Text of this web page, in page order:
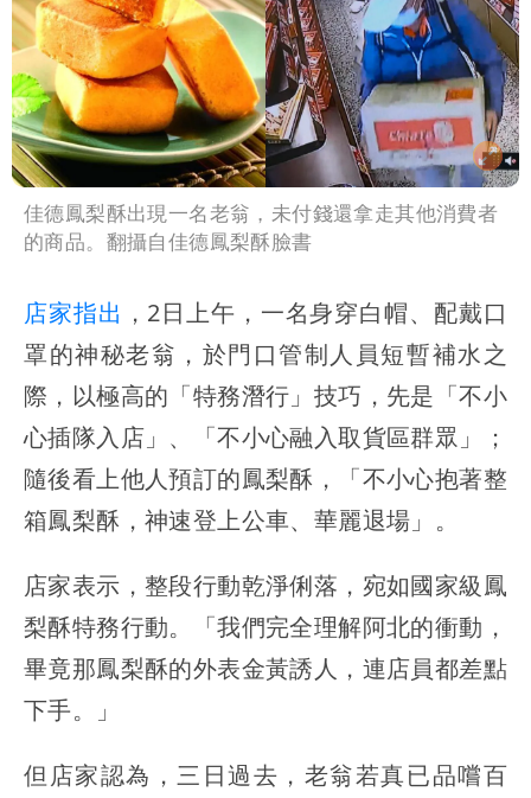
佳德鳳梨酥出現一名老翁，未付錢還拿走其他消費者
的商品。翻攝自佳德鳳梨酥臉書
店家指出 ，2日上午，一名身穿白帽、配戴口
罩的神秘老翁，於門口管制人員短暫補水之
際，以極高的「特務潛行」技巧，先是「不小
心插隊入店」、「不小心融入取貨區群眾」；
隨後看上他人預訂的鳳梨酥，「不小心抱著整
箱鳳梨酥，神速登上公車、華麗退場」。
店家表示，整段行動乾淨俐落，宛如國家級鳳
梨酥特務行動。「我們完全理解阿北的衝動，
畢竟那鳳梨酥的外表金黃誘人，連店員都差點
下手。」
但店家認為，三日過去，老翁若真已品嚐百